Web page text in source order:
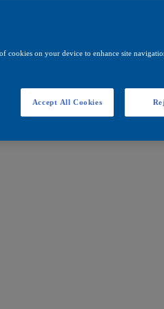
cookies on your device to enhance site
Accept All Cookies